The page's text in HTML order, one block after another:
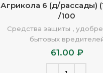
Агрикола 6 (д/рассады)
/100
Средства защиты ,
бытовых
61.00 ₽